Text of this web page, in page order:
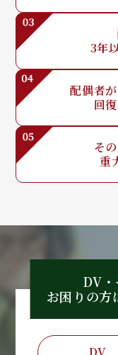
3年
配偶者
回
そ
重
DV
お困りの方